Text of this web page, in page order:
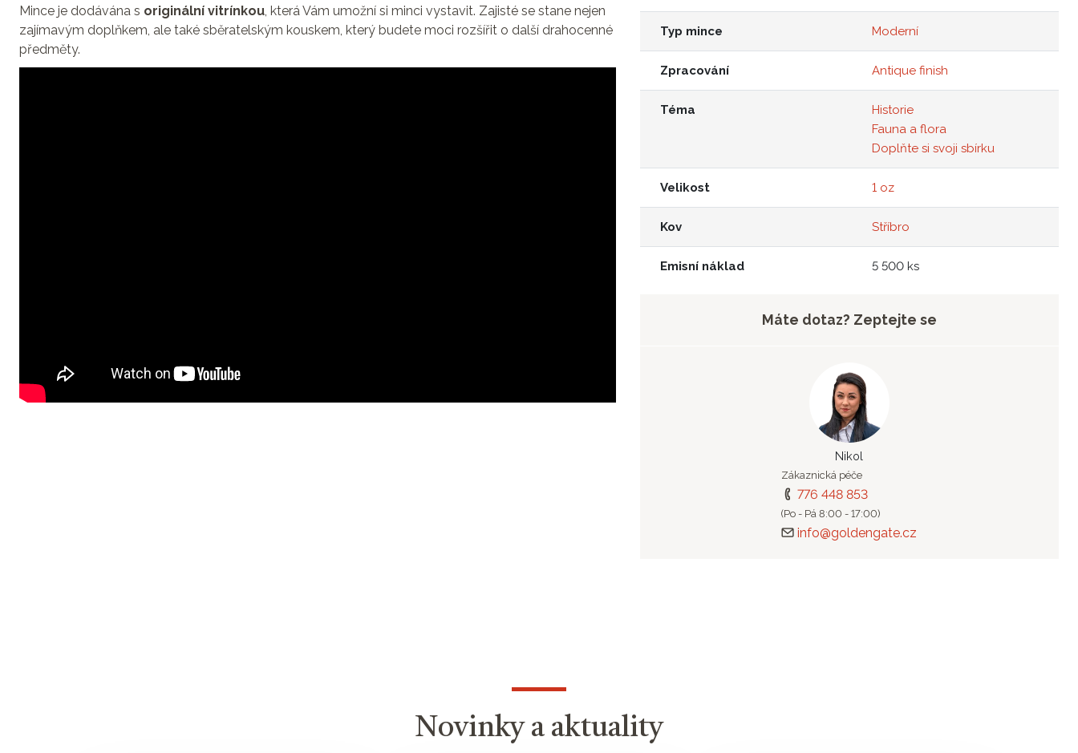
Mince je dodávána s originální vitrínkou, která Vám umožní si minci vystavit. Zajisté se stane nejen
zajímavým doplňkem, ale také sběratelským kouskem, který budete moci rozšířit o další drahocenné
předměty.
Typ mince Moderní
Zpracování Antique finish
Téma
Historie
Fauna a flora
Doplňte si svoji sbírku
Velikost 1 oz
Kov Stříbro
Emisní náklad 5 500 ks
Máte dotaz? Zeptejte se
Nikol
Zákaznická péče
776 448 853
(Po - Pá 8:00 - 17:00)
info@goldengate.cz
Novinky a aktuality